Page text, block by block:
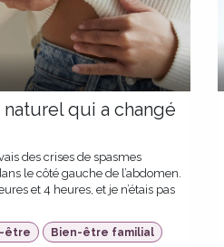
qui a changé
des crises de spasmes
le côté gauche de l’abdomen.
et 4 heures, et je n’étais pas
être Bien-être familial